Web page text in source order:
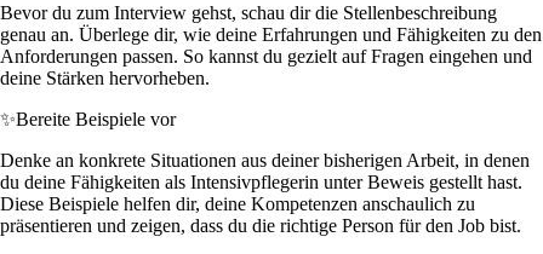
Bevor du zum Interview gehst, schau dir die Stellenbeschreibung
genau an. Überlege dir, wie deine Erfahrungen und Fähigkeiten zu den
Anforderungen passen. So kannst du gezielt auf Fragen eingehen und
deine Stärken hervorheben.
✨Bereite Beispiele vor
Denke an konkrete Situationen aus deiner bisherigen Arbeit, in denen
du deine Fähigkeiten als Intensivpflegerin unter Beweis gestellt hast.
Diese Beispiele helfen dir, deine Kompetenzen anschaulich zu
präsentieren und zeigen, dass du die richtige Person für den Job bist.